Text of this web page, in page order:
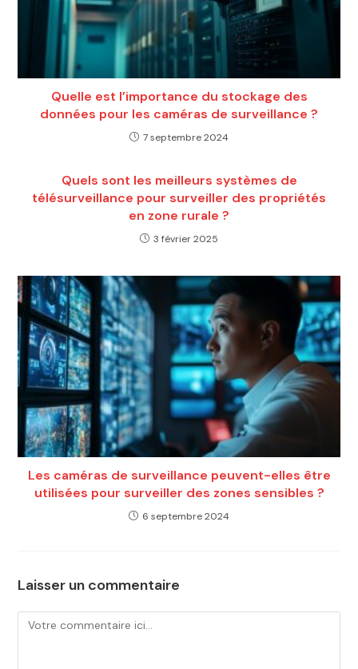
Quelle est l’importance du stockage des
données pour les caméras de surveillance ?
7 septembre 2024
Quels sont les meilleurs systèmes de
télésurveillance pour surveiller des propriétés
en zone rurale ?
3 février 2025
Les caméras de surveillance peuvent-elles être
utilisées pour surveiller des zones sensibles ?
6 septembre 2024
Laisser un commentaire